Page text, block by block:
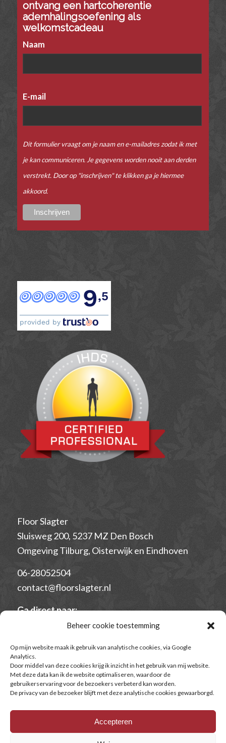
Beheer cookie toestemming
Op mijn website maak ik gebruik van analytische cookies, via Google
Analytics.
Door middel van deze cookies krijg ik inzicht in het gebruik van mij website.
Met deze data kan ik de website optimaliseren, waardoor de
gebruikerservaring voor de bezoekers verbeterd kan worden.
De privacy van de bezoeker blijft met deze analytische cookies gewaarborgd.
Accepteren
ontvang een hartcoherentie
ademhalingsoefening als
welkomstcadeau
Naam
E-mail
Dit formulier vraagt om je naam en e-mailadres zodat ik met
je kan communiceren. Je gegevens worden nooit aan derden
verstrekt. Door op "inschrijven" te klikken ga je hiermee
akkoord.
9,5
provided by
Floor Slagter
Sluisweg 200, 5237 MZ Den Bosch
Omgeving Tilburg, Oisterwijk en Eindhoven
06-28052504
contact@floorslagter.nl
Ga direct naar:
Algemene Voorwaarden voor opleidingen en
– Algemene voorwaarden voor individuele
begeleiding
– Begeleidingsovereenkomst
– Privacyverklaring
– Klachtenregeling